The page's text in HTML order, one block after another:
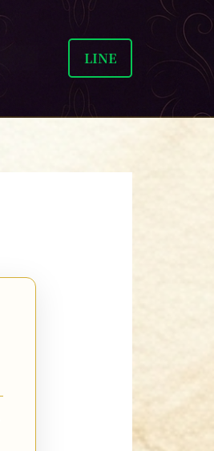
LINE